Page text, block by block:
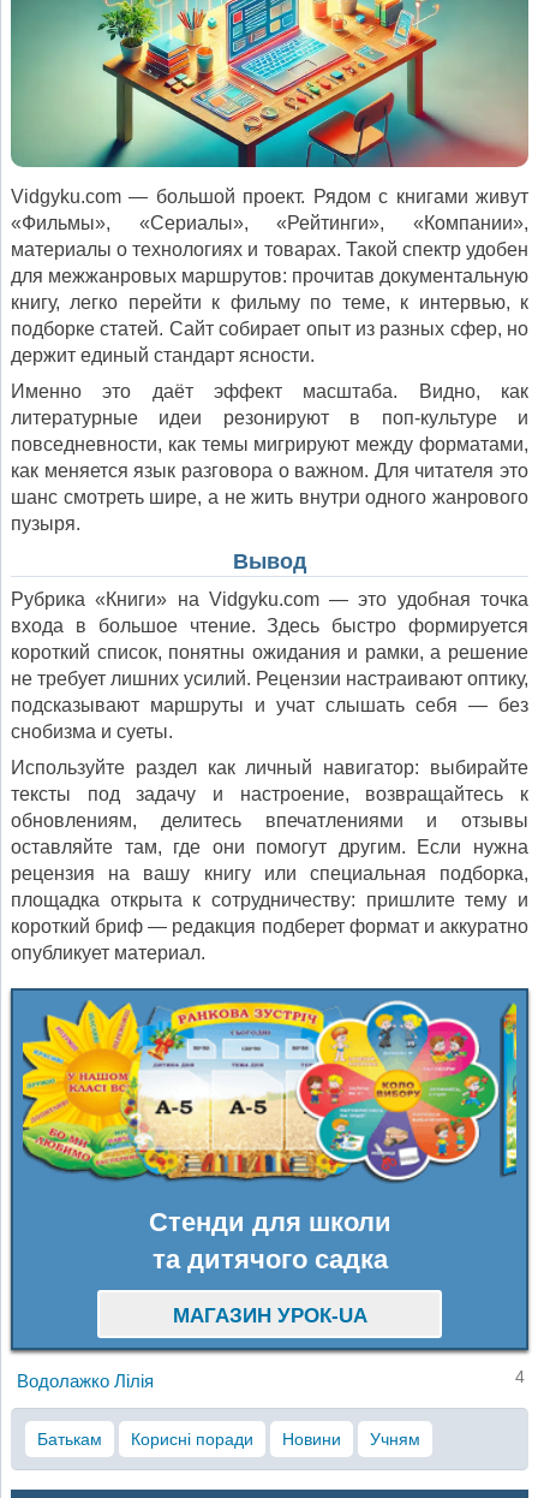
Vidgyku.com — большой проект. Рядом с книгами живут
«Фильмы», «Сериалы», «Рейтинги», «Компании»,
материалы о технологиях и товарах. Такой спектр удобен
для межжанровых маршрутов: прочитав документальную
книгу, легко перейти к фильму по теме, к интервью, к
подборке статей. Сайт собирает опыт из разных сфер, но
держит единый стандарт ясности.
Именно это даёт эффект масштаба. Видно, как
литературные идеи резонируют в поп-культуре и
повседневности, как темы мигрируют между форматами,
как меняется язык разговора о важном. Для читателя это
шанс смотреть шире, а не жить внутри одного жанрового
пузыря.
Вывод
Рубрика «Книги» на Vidgyku.com — это удобная точка
входа в большое чтение. Здесь быстро формируется
короткий список, понятны ожидания и рамки, а решение
не требует лишних усилий. Рецензии настраивают оптику,
подсказывают маршруты и учат слышать себя — без
снобизма и суеты.
Используйте раздел как личный навигатор: выбирайте
тексты под задачу и настроение, возвращайтесь к
обновлениям, делитесь впечатлениями и отзывы
оставляйте там, где они помогут другим. Если нужна
рецензия на вашу книгу или специальная подборка,
площадка открыта к сотрудничеству: пришлите тему и
короткий бриф — редакция подберет формат и аккуратно
опубликует материал.
Стенди для школи
та дитячого садка
МАГАЗИН УРОК-UA
Водолажко Лілія 4
Батькам Корисні поради Новини Учням